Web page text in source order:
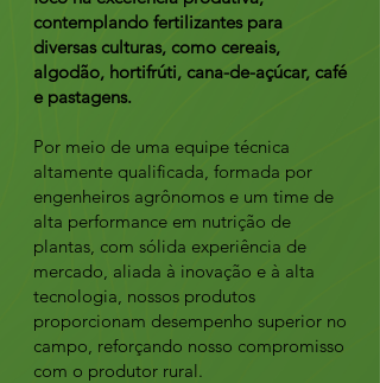
contemplando fertilizantes para
diversas culturas, como cereais,
algodão, hortifrúti, cana-de-açúcar, café
e pastagens.
Por meio de uma equipe técnica
altamente qualificada, formada por
engenheiros agrônomos e um time de
alta performance em nutrição de
plantas, com sólida experiência de
mercado, aliada à inovação e à alta
tecnologia, nossos produtos
proporcionam desempenho superior no
campo, reforçando nosso compromisso
com o produtor rural.